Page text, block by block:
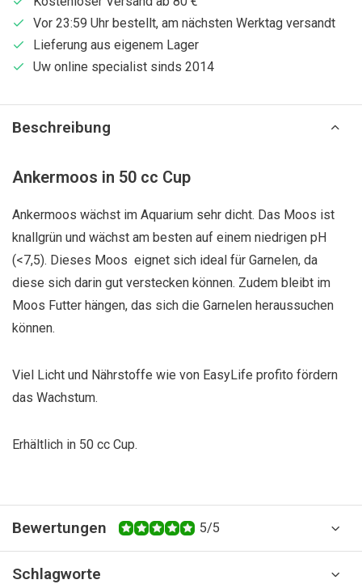
Vor 23:59 Uhr bestellt, am nächsten Werktag versandt
Lieferung aus eigenem Lager
Uw online specialist sinds 2014
Beschreibung
Ankermoos in 50 cc Cup
Ankermoos wächst im Aquarium sehr dicht. Das Moos ist
knallgrün und wächst am besten auf einem niedrigen pH
(<7,5). Dieses Moos eignet sich ideal für Garnelen, da
diese sich darin gut verstecken können. Zudem bleibt im
Moos Futter hängen, das sich die Garnelen heraussuchen
können.
Viel Licht und Nährstoffe wie von EasyLife profito fördern
das Wachstum.
Erhältlich in 50 cc Cup.
Bewertungen 5/5
Schlagworte